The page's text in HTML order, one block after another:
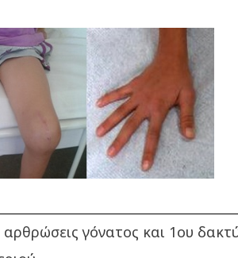
γόνατος και 1ου